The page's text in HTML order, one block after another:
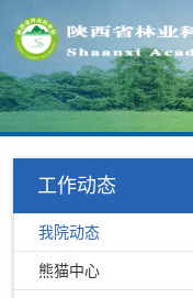
工作动态
我院动态
熊猫中心